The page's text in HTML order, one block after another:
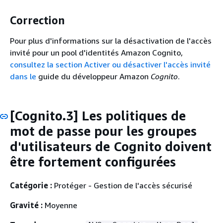
Correction
Pour plus d'informations sur la désactivation de l'accès
invité pour un pool d'identités Amazon Cognito,
consultez la section Activer ou désactiver l'accès invité
dans le guide du développeur Amazon Cognito.
[Cognito.3] Les politiques de
mot de passe pour les groupes
d'utilisateurs de Cognito doivent
être fortement configurées
Catégorie : Protéger - Gestion de l'accès sécurisé
Gravité : Moyenne